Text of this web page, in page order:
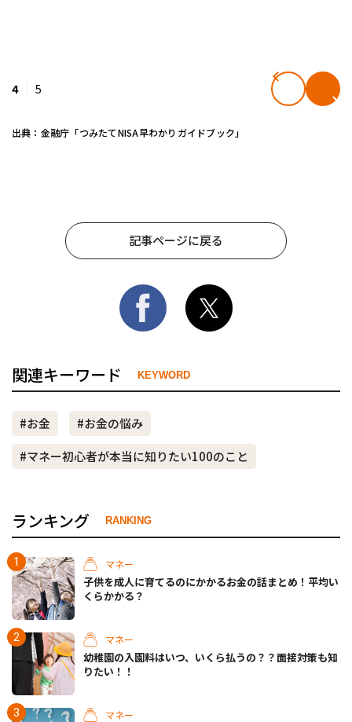
4 5
出典：金融庁「つみたてNISA早わかりガイドブック」
記事ページに戻る
関連キーワード KEYWORD
#お金
#お金の悩み
#マネー初心者が本当に知りたい100のこと
ランキング RANKING
マネー
子供を成人に育てるのにかかるお金の話まとめ！平均い
くらかかる？
マネー
幼稚園の入園料はいつ、いくら払うの？？面接対策も知
りたい！！
マネー